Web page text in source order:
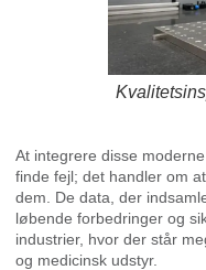
At integrere disse
finde fejl; det handler om
dem. De data, der
løbende forbedringer og
industrier, hvor der står
og medicinsk udstyr.